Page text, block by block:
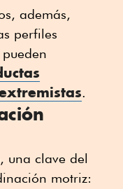
además,
perfiles
.
una clave del
motriz: